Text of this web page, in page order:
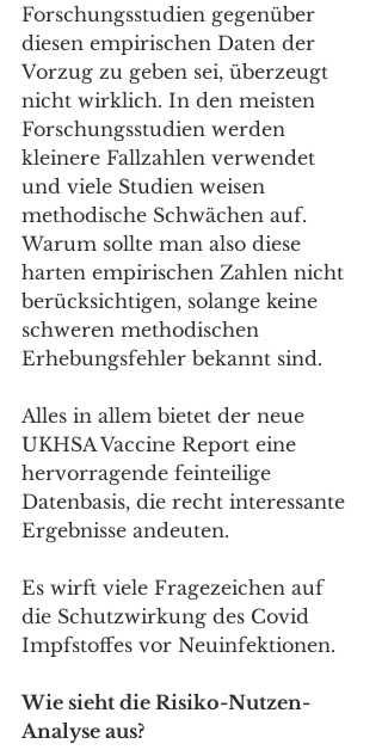
Forschungsstudien gegenüber
diesen empirischen Daten der
Vorzug zu geben sei, überzeugt
nicht wirklich. In den meisten
Forschungsstudien werden
kleinere Fallzahlen verwendet
und viele Studien weisen
methodische Schwächen auf.
Warum sollte man also diese
harten empirischen Zahlen nicht
berücksichtigen, solange keine
schweren methodischen
Erhebungsfehler bekannt sind.
Alles in allem bietet der neue
UKHSA Vaccine Report eine
hervorragende feinteilige
Datenbasis, die recht interessante
Ergebnisse andeuten.
Es wirft viele Fragezeichen auf
die Schutzwirkung des Covid
Impfstoffes vor Neuinfektionen.
Wie sieht die Risiko-Nutzen-
Analyse aus?